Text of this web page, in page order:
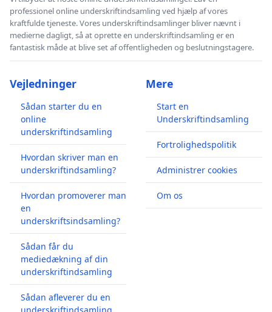
professionel online underskriftindsamling ved hjælp af vores
kraftfulde tjeneste. Vores underskriftindsamlinger bliver nævnt i
medierne dagligt, så at oprette en underskriftindsamling er en
fantastisk måde at blive set af offentligheden og beslutningstagere.
Vejledninger
Sådan starter du en
online
underskriftindsamling
Hvordan skriver man en
underskriftindsamling?
Hvordan promoverer man
en
underskriftsindsamling?
Sådan får du
mediedækning af din
underskriftindsamling
Sådan afleverer du en
Mere
Start en
Underskriftindsamling
Fortrolighedspolitik
Administrer cookies
Om os